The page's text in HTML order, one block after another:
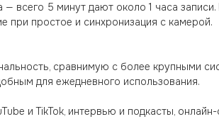
всего 5 минут дают около 1 часа
при простое и синхронизация с камерой.
сравнимую с более крупными
для ежедневного использования.
и TikTok, интервью и подкасты,